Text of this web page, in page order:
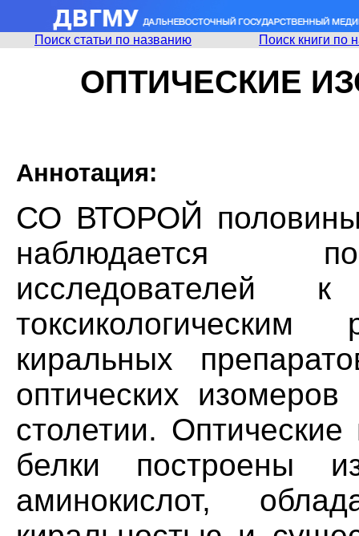
Поиск статьи по названию Поиск книги по
ОПТИЧЕСКИЕ
Аннотация:
СО ВТОРОЙ половины
наблюдается
исследователей
токсикологическим
киральных
оптических
столетии.
белки
аминокислот,